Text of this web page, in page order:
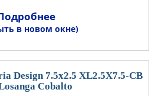
в новом окне)
Design 7.5x2.5 XL2.5X7.5-CB
Cobalto